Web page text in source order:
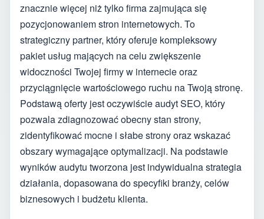
znacznie więcej niż tylko firma zajmująca się
pozycjonowaniem stron internetowych. To
strategiczny partner, który oferuje kompleksowy
pakiet usług mających na celu zwiększenie
widoczności Twojej firmy w internecie oraz
przyciągnięcie wartościowego ruchu na Twoją stronę.
Podstawą oferty jest oczywiście audyt SEO, który
pozwala zdiagnozować obecny stan strony,
zidentyfikować mocne i słabe strony oraz wskazać
obszary wymagające optymalizacji. Na podstawie
wyników audytu tworzona jest indywidualna strategia
działania, dopasowana do specyfiki branży, celów
biznesowych i budżetu klienta.